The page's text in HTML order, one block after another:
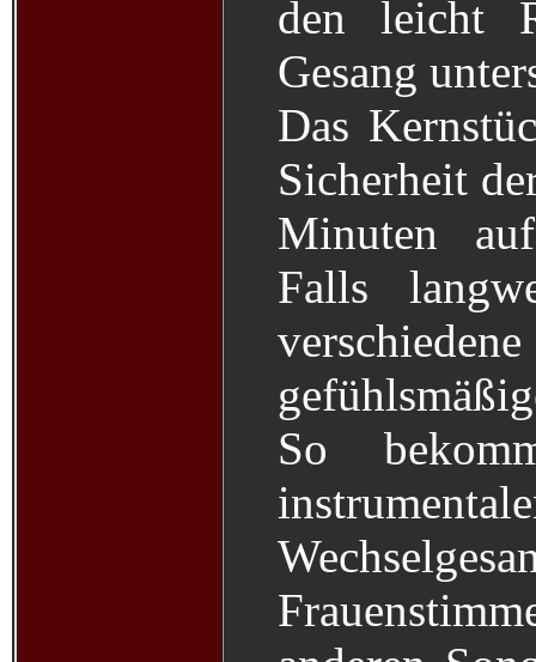
den leicht
Gesang
Das
Sicherheit
Minuten
Falls
So